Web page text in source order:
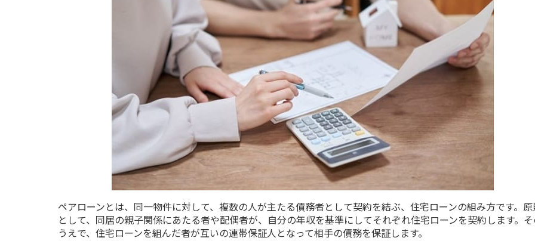
ペアローンとは、同一物件に対して、複数の人が主たる債務者として契約を結ぶ、住宅ローンの組み方です。
として、同居の親子関係にあたる者や配偶者が、自分の年収を基準にしてそれぞれ住宅ローンを契約します。
うえで、住宅ローンを組んだ者が互いの連帯保証人となって相手の債務を保証します。